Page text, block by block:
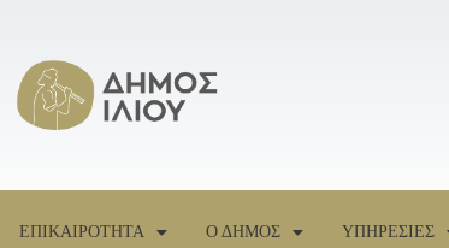
ΕΠΙΚΑΙΡΟΤΗΤΑ Ο ΔΗΜΟΣ ΥΠΗΡΕΣΙΕΣ